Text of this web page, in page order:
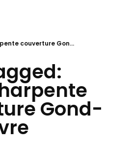
couverture Gon...
Gond-